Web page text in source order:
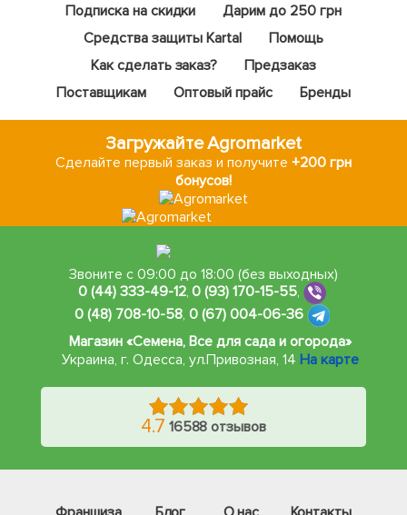
Подписка на скидки
Дарим до 250 грн
Средства защиты Kartal
Помощь
Как сделать заказ?
Предзаказ
Поставщикам
Оптовый прайс Бренды
Загружайте Agromarket
Сделайте первый заказ и получите +200 грн
бонусов!
Звоните с 09:00 до 18:00 (без выходных)
0 (44) 333-49-12,0 (93) 170-15-55,
0 (48) 708-10-58, 0 (67) 004-06-36
Магазин «Семена, Все для сада и огорода»
Украина, г. Одесса, ул.Привозная, 14 На карте
4.7 16588 отзывов